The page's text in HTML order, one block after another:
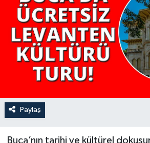
Paylaş
Buca’nın tarihi ve kültürel